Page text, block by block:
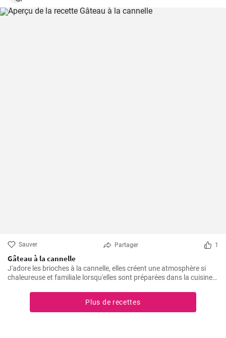
Sauver Partager 1
Gâteau à la cannelle
J'adore les brioches à la cannelle, elles créent une atmosphère si
chaleureuse et familiale lorsqu'elles sont préparées dans la cuisine.
remporte toujours un franc succès auprès de ma famille. Non
seulement il est délicieux, mais il est également cher à mon cœur en
raison de sa simplicité de préparation.
Plus de recettes